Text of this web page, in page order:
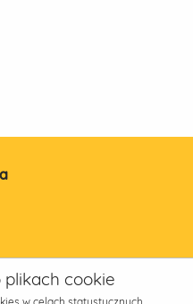
cookie